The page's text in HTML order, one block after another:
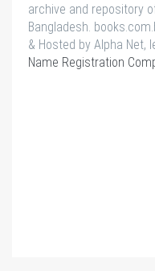
archive and repository
Bangladesh.
& Hosted by Alpha Net,
Name Registration